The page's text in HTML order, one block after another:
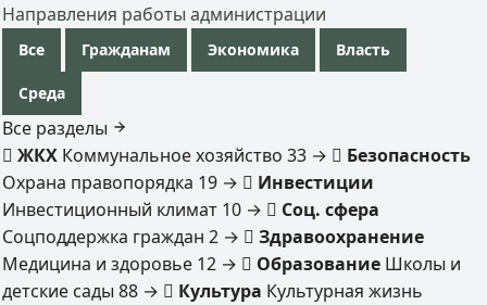
Направления работы администрации
Все Гражданам Экономика Власть
Среда
Все разделы
ЖКХ Коммунальное хозяйство 33 →
Безопасность
Охрана правопорядка 19 →
Инвестиции
Инвестиционный климат 10 →
Соц. сфера
Соцподдержка граждан 2 →
Здравоохранение
Медицина и здоровье 12 → Образование Школы и
детские сады 88 → Культура Культурная жизнь